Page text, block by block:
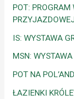
POT: PROGRAM
IS: WYSTAWA
MSN:
POT NA
ŁAZIENKI